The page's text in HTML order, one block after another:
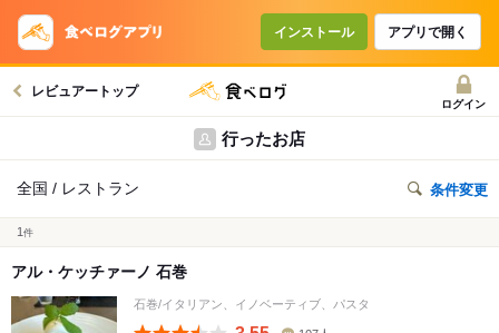
インストール アプリで開く
レビュアートップ
ログイン
行ったお店
全国 / レストラン 条件変更
1 件
アル・ケッチァーノ 石巻
石巻/イタリアン、イノベーティブ、パスタ